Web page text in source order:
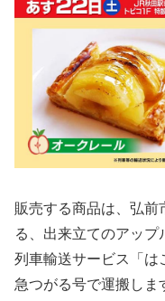
販売する商品は、弘前
る、出来立てのアップ
列車輸送サービス「は
急つがる号で運搬しま